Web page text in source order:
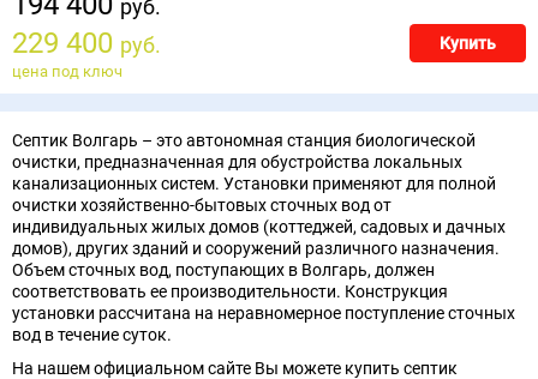
руб.
229 400 руб. Купить
цена под ключ
Септик Волгарь – это автономная станция биологической
очистки, предназначенная для обустройства локальных
канализационных систем. Установки применяют для полной
очистки хозяйственно-бытовых сточных вод от
индивидуальных жилых домов (коттеджей, садовых и дачных
домов), других зданий и сооружений различного назначения.
Объем сточных вод, поступающих в Волгарь, должен
соответствовать ее производительности. Конструкция
установки рассчитана на неравномерное поступление сточных
вод в течение суток.
На нашем официальном сайте Вы можете купить септик